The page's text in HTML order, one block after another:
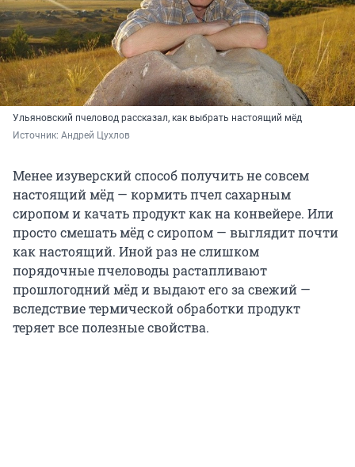
Ульяновский пчеловод рассказал, как выбрать настоящий мёд
Источник: Андрей Цухлов
Менее изуверский способ получить не совсем
настоящий мёд — кормить пчел сахарным
сиропом и качать продукт как на конвейере. Или
просто смешать мёд с сиропом — выглядит почти
как настоящий. Иной раз не слишком
порядочные пчеловоды растапливают
прошлогодний мёд и выдают его за свежий —
вследствие термической обработки продукт
теряет все полезные свойства.